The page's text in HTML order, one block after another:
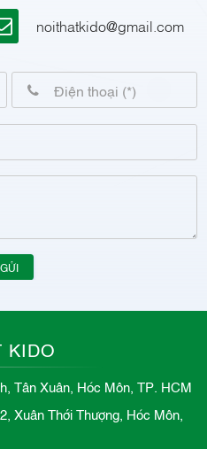
noithatkido@gmail.com
GỬI
KIDO
Tân Xuân, Hóc Môn, TP. HCM
Xuân Thới Thượng, Hóc Môn,